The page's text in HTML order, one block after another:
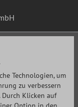
Technologien, um
zu verbessern
Durch Klicken auf